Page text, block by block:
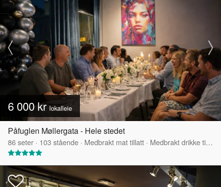
6 000 kr lokalleie
Påfuglen Møllergata - Hele stedet
86seter · 103 stående · Medbrakt mat tillatt · Medbrakt drikke tillatt